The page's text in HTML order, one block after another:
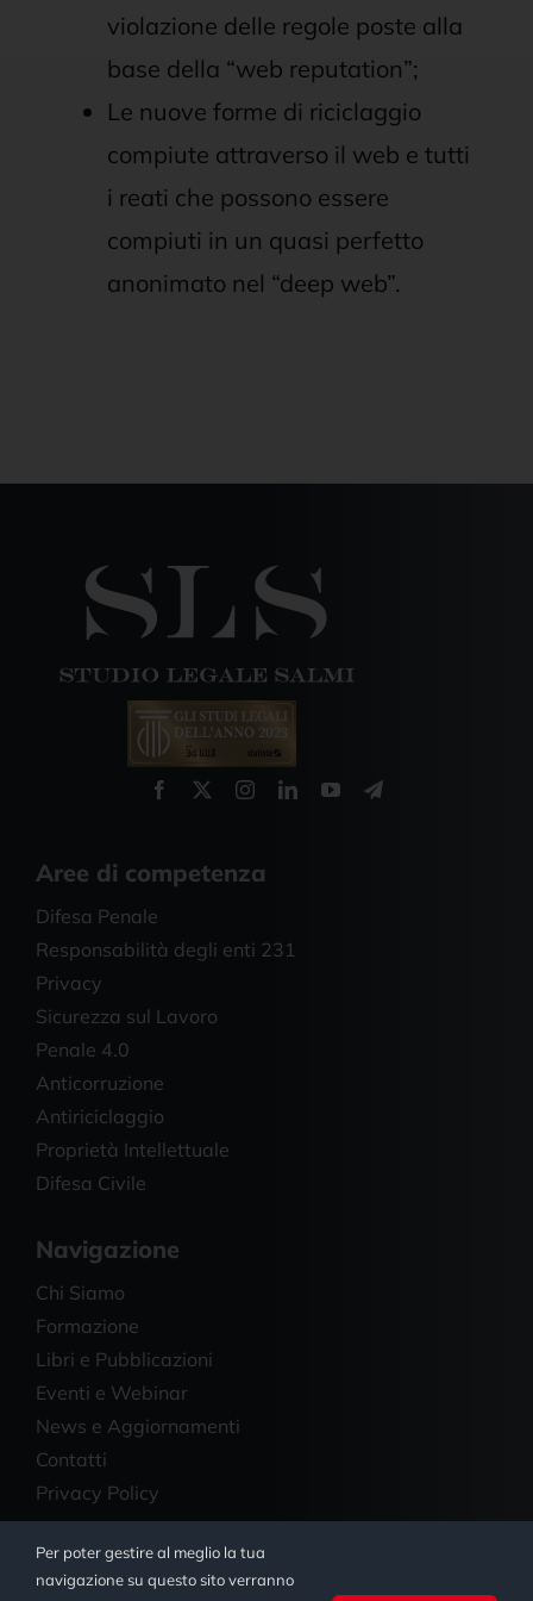
violazione delle regole poste alla
base della “web reputation”;
Le nuove forme di riciclaggio
compiute attraverso il web e tutti
i reati che possono essere
compiuti in un quasi perfetto
anonimato nel “deep web”.
Aree di competenza
Difesa Penale
Responsabilità degli enti 231
Privacy
Sicurezza sul Lavoro
Penale 4.0
Anticorruzione
Antiriciclaggio
Proprietà Intellettuale
Difesa Civile
Navigazione
Chi Siamo
Formazione
Libri e Pubblicazioni
Eventi e Webinar
News e Aggiornamenti
Contatti
Privacy Policy
© Copyright 2023 - 2026 | Studio Legale Salmi | All
Rights Reserved | Powered by
Ienki Digital Agency
Per poter gestire al meglio la tua
navigazione su questo sito verranno